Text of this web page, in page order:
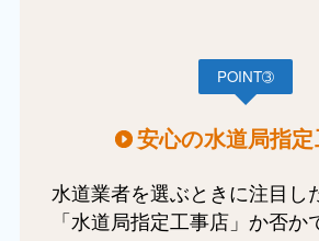
POINT➂
安心の水道局指
水道業者を選ぶときに注目し
「水道局指定工事店」か否か